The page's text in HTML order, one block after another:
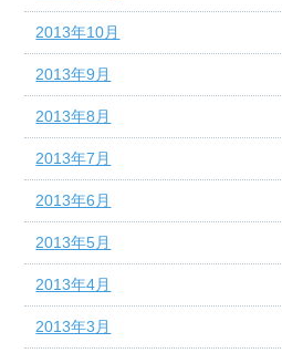
2013年10月
2013年9月
2013年8月
2013年7月
2013年6月
2013年5月
2013年4月
2013年3月